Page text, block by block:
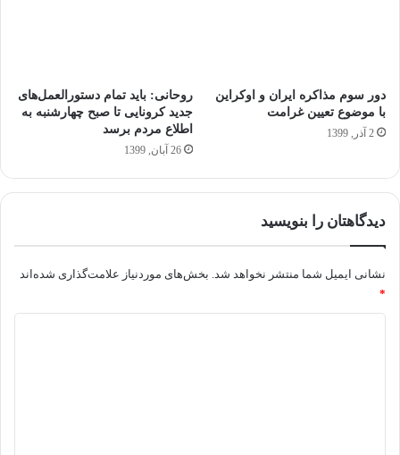
دور سوم مذاکره ایران و اوکراین
با موضوع تعیین غرامت
2 آذر, 1399
روحانی: باید تمام دستورالعمل‌های
جدید کرونایی تا صبح چهارشنبه به
اطلاع مردم برسد
26 آبان, 1399
دیدگاهتان را بنویسید
نشانی ایمیل شما منتشر نخواهد شد. بخش‌های موردنیاز علامت‌گذاری شده‌اند
*